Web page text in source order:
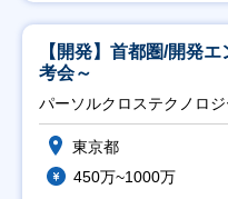
【開発】首都圏/開発
考会～
パーソルクロステクノロ
東京都
450万~1000万